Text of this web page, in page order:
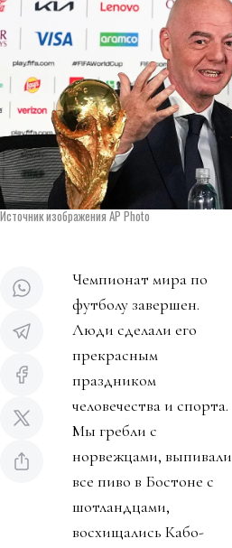
Источник изображения AP Photo
Чемпионат мира по
футболу завершен.
Люди сделали его
прекрасным
праздником
человечества и спорта.
Мы гребли с
норвежцами, выпивали
все пиво в Бостоне с
шотландцами,
восхищались Кабо-